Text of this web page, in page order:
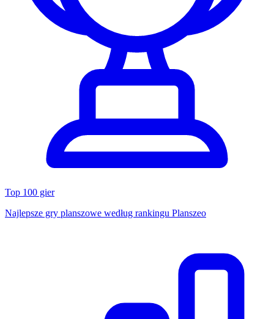
Top 100 gier
Najlepsze gry planszowe według rankingu Planszeo